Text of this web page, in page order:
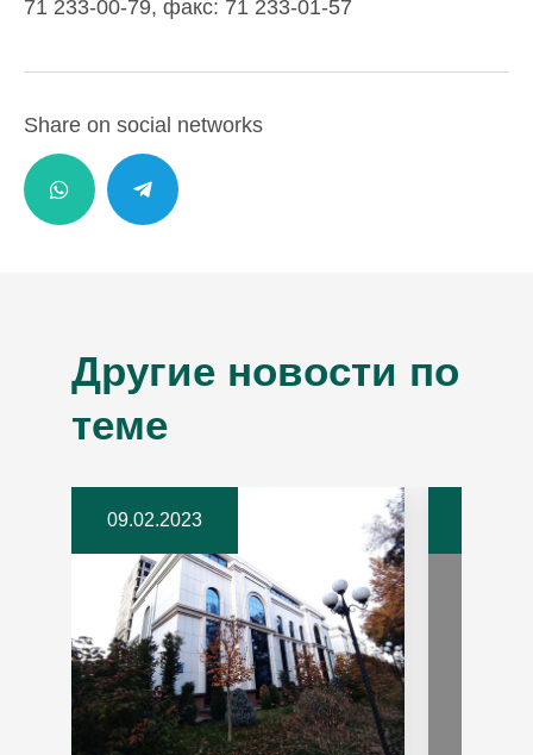
71 233-00-79, факс: 71 233-01-57
Share on social networks
Другие новости по
теме
09.02.2023